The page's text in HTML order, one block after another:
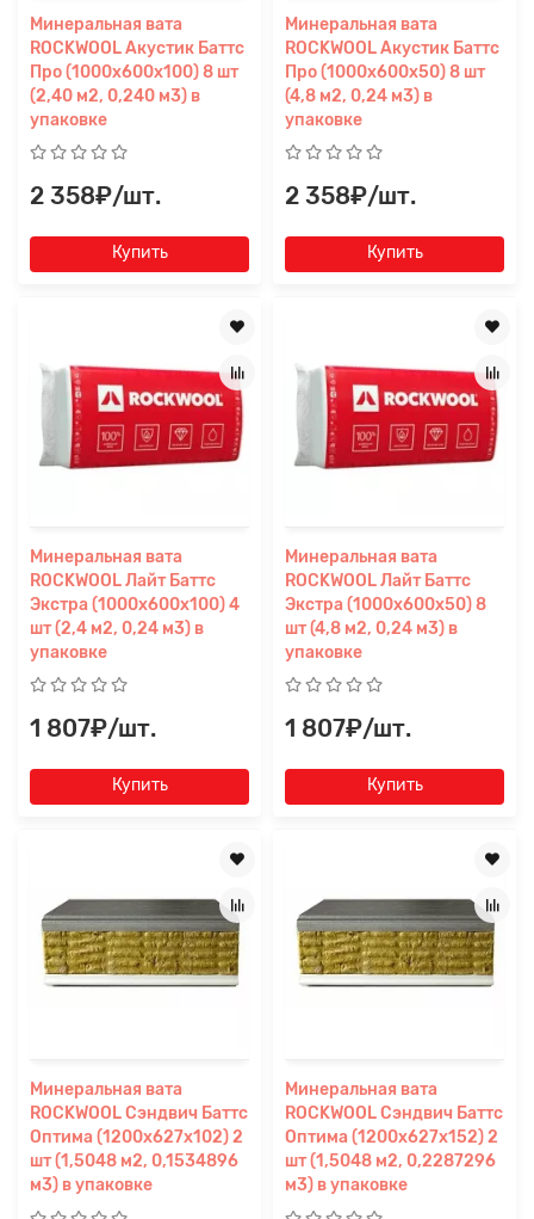
Минеральная вата
ROCKWOOL Акустик Баттс
Про (1000x600x100) 8 шт
(2,40 м2, 0,240 м3) в
упаковке
2 358₽/шт.
Купить
Минеральная вата
ROCKWOOL Акустик Баттс
Про (1000x600x50) 8 шт
(4,8 м2, 0,24 м3) в
упаковке
2 358₽/шт.
Купить
Минеральная вата
ROCKWOOL Лайт Баттс
Экстра (1000x600x100) 4
шт (2,4 м2, 0,24 м3) в
упаковке
1 807₽/шт.
Купить
Минеральная вата
ROCKWOOL Лайт Баттс
Экстра (1000x600x50) 8
шт (4,8 м2, 0,24 м3) в
упаковке
1 807₽/шт.
Купить
Минеральная вата
ROCKWOOL Сэндвич Баттс
Оптима (1200x627x102) 2
шт (1,5048 м2, 0,1534896
м3) в упаковке
Минеральная вата
ROCKWOOL Сэндвич Баттс
Оптима (1200x627x152) 2
шт (1,5048 м2, 0,2287296
м3) в упаковке